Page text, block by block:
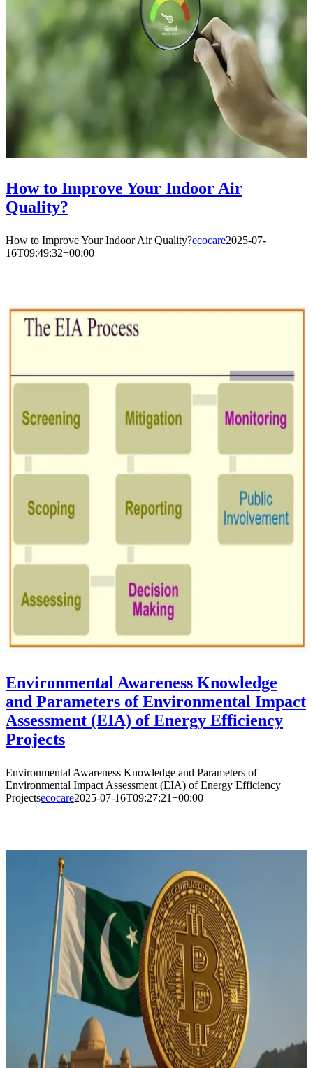
How to Improve Your Indoor Air
Quality?
How to Improve Your Indoor Air Quality?ecocare2025-07-
16T09:49:32+00:00
Environmental Awareness Knowledge
and Parameters of Environmental Impact
Assessment (EIA) of Energy Efficiency
Projects
Environmental Awareness Knowledge and Parameters of
Environmental Impact Assessment (EIA) of Energy Efficiency
Projectsecocare2025-07-16T09:27:21+00:00